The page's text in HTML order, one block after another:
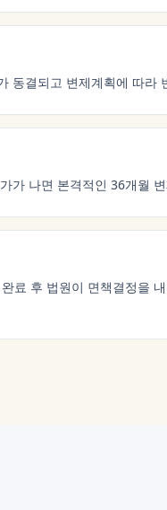
동결되고 변제계획에 따라
가 나면 본격적인 36개월
료 후 법원이 면책결정을